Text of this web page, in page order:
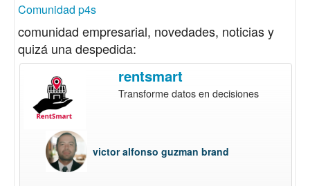
Comunidad p4s
comunidad empresarial, novedades, noticias y
quizá una despedida:
rentsmart
Transforme datos en decisiones
victor alfonso guzman brand